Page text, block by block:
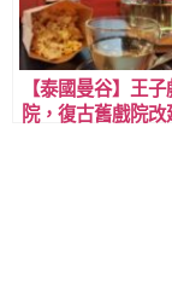
【泰國曼谷】王子
院，復古舊戲院改